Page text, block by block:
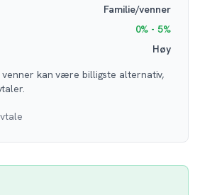
Familie/venner
0% - 5%
Høy
kan være billigste alternativ,